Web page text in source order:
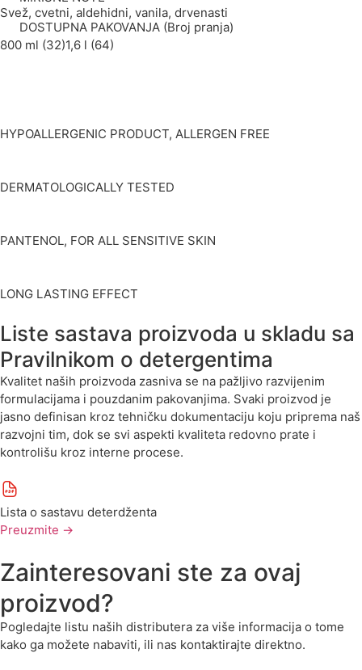
Svež, cvetni, aldehidni, vanila, drvenasti
DOSTUPNA PAKOVANJA (Broj pranja)
800 ml (32)1,6 l (64)
HYPOALLERGENIC PRODUCT, ALLERGEN FREE
DERMATOLOGICALLY TESTED
PANTENOL, FOR ALL SENSITIVE SKIN
LONG LASTING EFFECT
Liste sastava proizvoda u skladu sa
Pravilnikom o detergentima
Kvalitet naših proizvoda zasniva se na pažljivo razvijenim
formulacijama i pouzdanim pakovanjima. Svaki proizvod je
jasno definisan kroz tehničku dokumentaciju koju priprema naš
razvojni tim, dok se svi aspekti kvaliteta redovno prate i
kontrolišu kroz interne procese.
Lista o sastavu deterdženta
Preuzmite →
Zainteresovani ste za ovaj
proizvod?
Pogledajte listu naših distributera za više informacija o tome
kako ga možete nabaviti, ili nas kontaktirajte direktno.